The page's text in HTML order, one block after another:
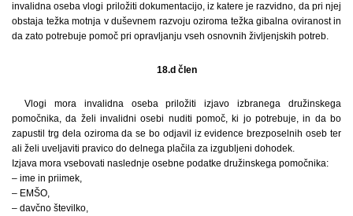
invalidna oseba vlogi priložiti dokumentacijo, iz katere je razvidno, da pri njej
obstaja težka motnja v duševnem razvoju oziroma težka gibalna oviranost in
da zato potrebuje pomoč pri opravljanju vseh osnovnih življenjskih potreb.
18.d člen
Vlogi mora invalidna oseba priložiti izjavo izbranega družinskega
pomočnika, da želi invalidni osebi nuditi pomoč, ki jo potrebuje, in da bo
zapustil trg dela oziroma da se bo odjavil iz evidence brezposelnih oseb ter
ali želi uveljaviti pravico do delnega plačila za izgubljeni dohodek.
Izjava mora vsebovati naslednje osebne podatke družinskega pomočnika:
– ime in priimek,
– EMŠO,
– davčno številko,